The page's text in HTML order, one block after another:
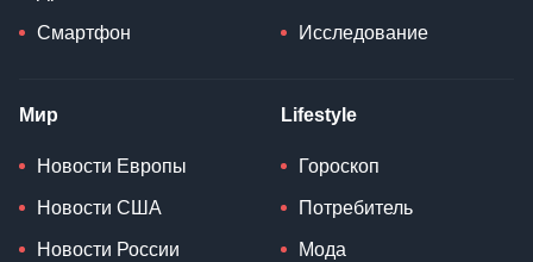
Смартфон Исследование
Мир
Новости Европы
Новости США
Новости России
Lifestyle
Гороскоп
Потребитель
Мода